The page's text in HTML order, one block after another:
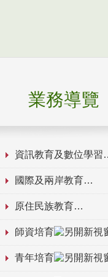
業務導覽
資訊教育及數位學習
國際及兩岸教育
原住民族教育
師資培育
青年培育